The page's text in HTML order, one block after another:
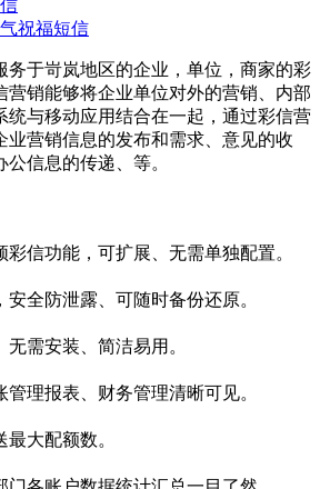
祝福短信
务于岢岚地区的企业，单位，商家的彩
营销能够将企业单位对外的营销、内部
统与移动应用结合在一起，通过彩信营
业营销信息的发布和需求、意见的收
信息的传递、等。
信功能，可扩展、无需单独配置。
全防泄露、可随时备份还原。
需安装、简洁易用。
理报表、财务管理清晰可见。
大配额数。